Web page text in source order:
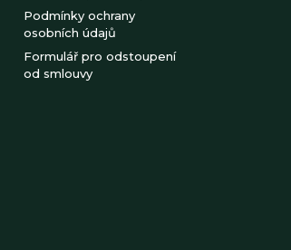
Podmínky ochrany
osobních údajů
Formulář pro odstoupení
od smlouvy